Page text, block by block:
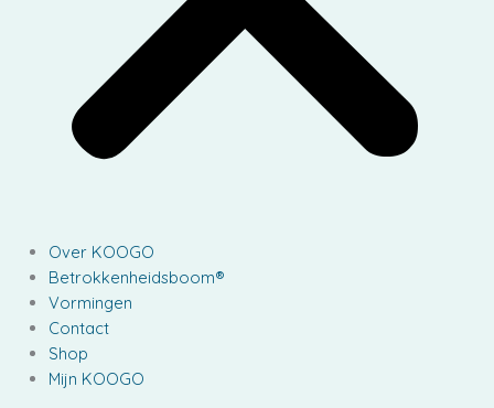
Over KOOGO
Betrokkenheidsboom®
Vormingen
Contact
Shop
Mijn KOOGO